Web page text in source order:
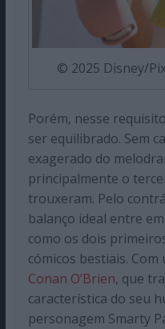
© 2025 Disney/
Porém, nesse
ser equilibrado. Sem
exagerado do
principalmente o
trouxeram. Pelo
balanço ideal entre
como os dois
cómicos bestiais.
Conan O’Brien, que
característica do seu
personagem Smarty